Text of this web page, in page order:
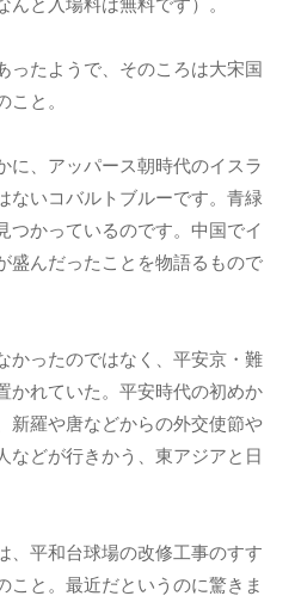
たようで、そのころは大宋国
と。
に、アッパース朝時代のイスラ
ないコバルトブルーです。青緑
つかっているのです。中国でイ
盛んだったことを物語るもので
ったのではなく、平安京・難
かれていた。平安時代の初めか
新羅や唐などからの外交使節や
などが行きかう、東アジアと日
平和台球場の改修工事のすす
こと。最近だというのに驚きま